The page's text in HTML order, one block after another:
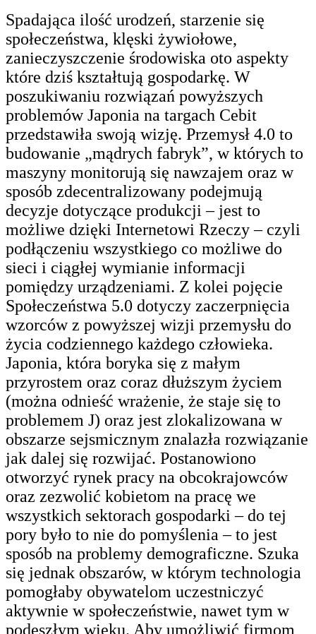
Spadająca ilość urodzeń, starzenie się
społeczeństwa, klęski żywiołowe,
zanieczyszczenie środowiska oto aspekty
które dziś kształtują gospodarkę. W
poszukiwaniu rozwiązań powyższych
problemów Japonia na targach Cebit
przedstawiła swoją wizję. Przemysł 4.0 to
budowanie „mądrych fabryk”, w których to
maszyny monitorują się nawzajem oraz w
sposób zdecentralizowany podejmują
decyzje dotyczące produkcji – jest to
możliwe dzięki Internetowi Rzeczy – czyli
podłączeniu wszystkiego co możliwe do
sieci i ciągłej wymianie informacji
pomiędzy urządzeniami. Z kolei pojęcie
Społeczeństwa 5.0 dotyczy zaczerpnięcia
wzorców z powyższej wizji przemysłu do
życia codziennego każdego człowieka.
Japonia, która boryka się z małym
przyrostem oraz coraz dłuższym życiem
(można odnieść wrażenie, że staje się to
problemem J) oraz jest zlokalizowana w
obszarze sejsmicznym znalazła rozwiązanie
jak dalej się rozwijać. Postanowiono
otworzyć rynek pracy na obcokrajowców
oraz zezwolić kobietom na pracę we
wszystkich sektorach gospodarki – do tej
pory było to nie do pomyślenia – to jest
sposób na problemy demograficzne. Szuka
się jednak obszarów, w którym technologia
pomogłaby obywatelom uczestniczyć
aktywnie w społeczeństwie, nawet tym w
podeszłym wieku. Aby umożliwić firmom